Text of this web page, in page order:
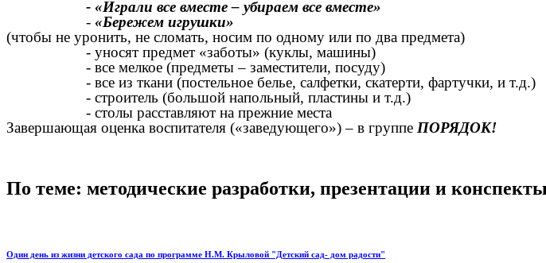
- «Играли все вместе – убираем все вместе»
- «Бережем игрушки»
(чтобы не уронить, не сломать, носим по одному или по два предмета)
- уносят предмет «заботы» (куклы, машины)
- все мелкое (предметы – заместители, посуду)
- все из ткани (постельное белье, салфетки, скатерти, фартучки, и т.д.)
- строитель (большой напольный, пластины и т.д.)
- столы расставляют на прежние места
Завершающая оценка воспитателя («заведующего») – в группе ПОРЯДОК!
По теме: методические разработки, презентации и конспекты
Один день из жизни детского сада по программе Н.М. Крыловой "Детский сад- дом радости"